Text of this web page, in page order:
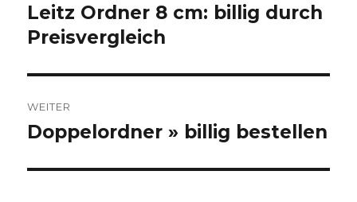
Vorheriger
Beitrag:
Leitz Ordner 8 cm: billig durch
Preisvergleich
WEITER
Nächster
Doppelordner » billig bestellen